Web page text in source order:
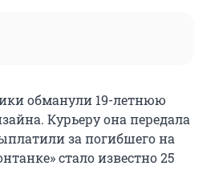
обманули 19-летнюю
Курьеру она передала
за погибшего на
стало известно 25